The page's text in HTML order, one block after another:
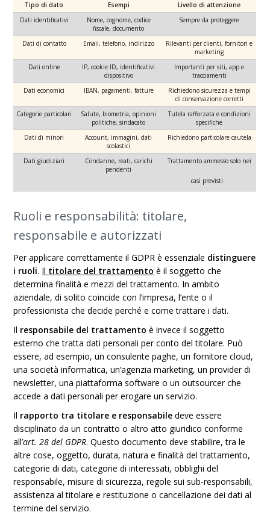
Tipo di dato Esempi
Livello di attenzione
Dati identificativi
Nome, cognome, codice
fiscale, documento
Sempre da proteggere
Dati di contatto Email, telefono, indirizzo
Rilevanti per clienti, fornitori e
marketing
Dati online
IP, cookie ID, identificativi
dispositivo
Importanti per siti, app e
tracciamenti
Dati economici
IBAN, pagamenti, fatture
Richiedono sicurezza e tempi
di conservazione corretti
Categorie particolari
Salute, biometria, opinioni
politiche, sindacato
Tutela rafforzata e condizioni
specifiche
Dati di minori
Account, immagini, dati
scolastici
Richiedono particolare cautela
Dati giudiziari
Condanne, reati, carichi
pendenti
Trattamento ammesso solo nei
casi previsti
Ruoli e responsabilità: titolare,
responsabile e autorizzati
Per applicare correttamente il GDPR è essenziale distinguere
i ruoli. Il titolare del trattamento è il soggetto che
determina finalità e mezzi del trattamento. In ambito
aziendale, di solito coincide con l’impresa, l’ente o il
professionista che decide perché e come trattare i dati.
Il responsabile del trattamento è invece il soggetto
esterno che tratta dati personali per conto del titolare. Può
essere, ad esempio, un consulente paghe, un fornitore cloud,
una società informatica, un’agenzia marketing, un provider di
newsletter, una piattaforma software o un outsourcer che
accede a dati personali per erogare un servizio.
Il rapporto tra titolare e responsabile deve essere
disciplinato da un contratto o altro atto giuridico conforme
all’art. 28 del GDPR. Questo documento deve stabilire, tra le
altre cose, oggetto, durata, natura e finalità del trattamento,
categorie di dati, categorie di interessati, obblighi del
responsabile, misure di sicurezza, regole sui sub-responsabili,
assistenza al titolare e restituzione o cancellazione dei dati al
termine del servizio.